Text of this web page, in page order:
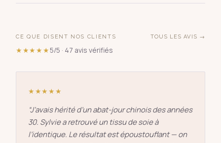
CE QUE DISENT NOS CLIENTS
★★★★★5/5 · 47 avis vérifiés
TOUS LES AVIS →
★★★★★
“J’avais hérité d’un abat-jour chinois des années
30. Sylvie a retrouvé un tissu de soie à
l’identique. Le résultat est époustouflant — on